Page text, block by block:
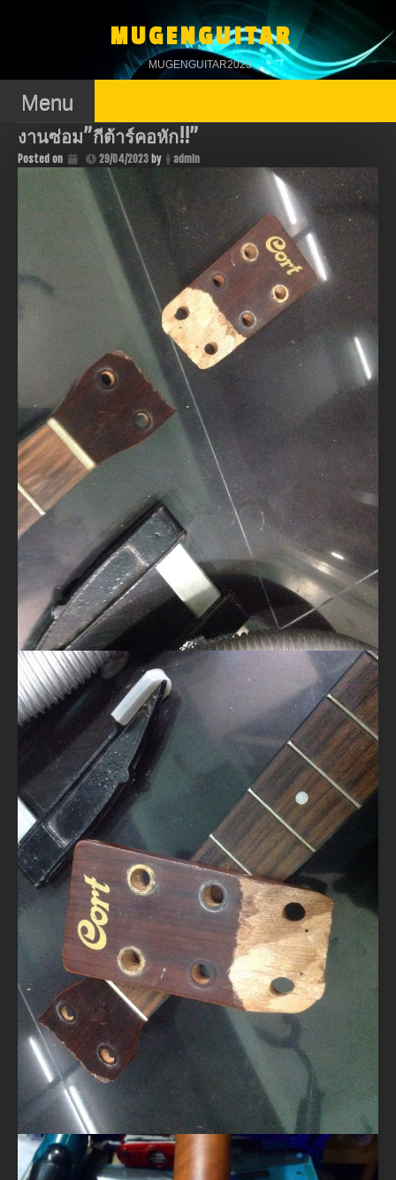
MUGENGUITAR
MUGENGUITAR2023
Menu
งานซ่อม”กีต้าร์คอหัก!!”
Posted on 29/04/2023 by admin